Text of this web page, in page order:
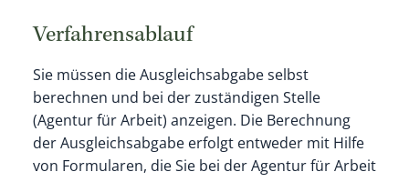
Verfahrensablauf
Sie müssen die Ausgleichsabgabe selbst
berechnen und bei der zuständigen Stelle
(Agentur für Arbeit) anzeigen. Die Berechnung
der Ausgleichsabgabe erfolgt entweder mit Hilfe
von Formularen, die Sie bei der Agentur für Arbeit